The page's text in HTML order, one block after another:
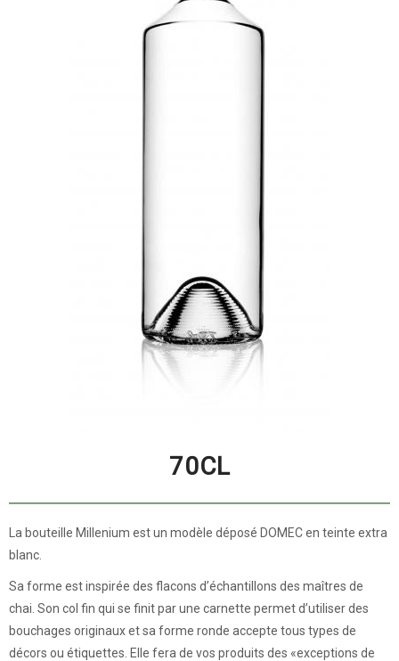
70CL
La bouteille Millenium est un modèle déposé DOMEC en teinte extra
blanc.
Sa forme est inspirée des flacons d’échantillons des maîtres de
chai. Son col fin qui se finit par une carnette permet d’utiliser des
bouchages originaux et sa forme ronde accepte tous types de
décors ou étiquettes. Elle fera de vos produits des «exceptions de